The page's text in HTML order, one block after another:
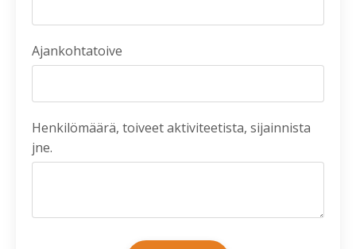
Ajankohtatoive
Henkilömäärä, toiveet aktiviteetista, sijainnista
jne.